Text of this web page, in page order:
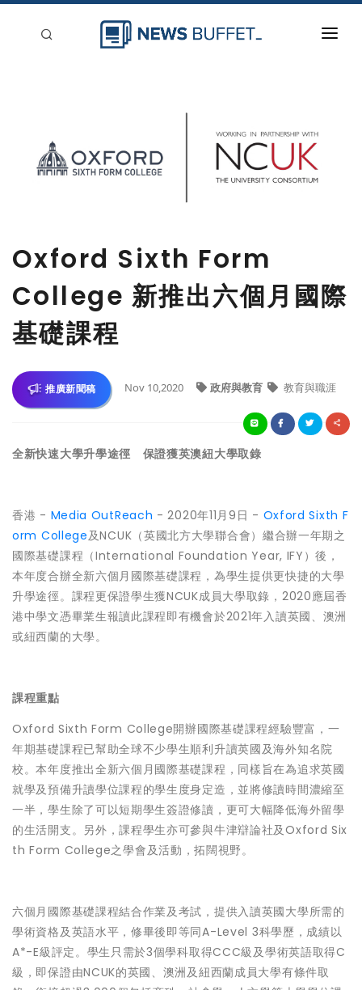
登入
刊登
Oxford Sixth Form
College 新推出六個月國際
基礎課程
推廣新聞稿 Nov 10,2020 政府與教育 教育與職涯
全新快速大學升學途徑 保證獲英澳紐大學取錄
香港 - Media OutReach - 2020年11月9日 - Oxford Sixth F
orm College及NCUK（英國北方大學聯合會）繼合辦一年期之
國際基礎課程（International Foundation Year, IFY）後，
本年度合辦全新六個月國際基礎課程，為學生提供更快捷的大學
升學途徑。課程更保證學生獲NCUK成員大學取錄，2020應屆香
港中學文憑畢業生報讀此課程即有機會於2021年入讀英國、澳洲
或紐西蘭的大學。
課程重點
Oxford Sixth Form College開辦國際基礎課程經驗豐富，一
年期基礎課程已幫助全球不少學生順利升讀英國及海外知名院
校。本年度推出全新六個月國際基礎課程，同樣旨在為追求英國
就學及預備升讀學位課程的學生度身定造，並將修讀時間濃縮至
一半，學生除了可以短期學生簽證修讀，更可大幅降低海外留學
的生活開支。另外，課程學生亦可參與牛津辯論社及Oxford Six
th Form College之學會及活動，拓闊視野。
六個月國際基礎課程結合作業及考試，提供入讀英國大學所需的
學術資格及英語水平，修畢後即等同A-Level 3科學歷，成績以
A*-E級評定。學生只需於3個學科取得CCC級及學術英語取得C
級，即保證由NCUK的英國、澳洲及紐西蘭成員大學有條件取